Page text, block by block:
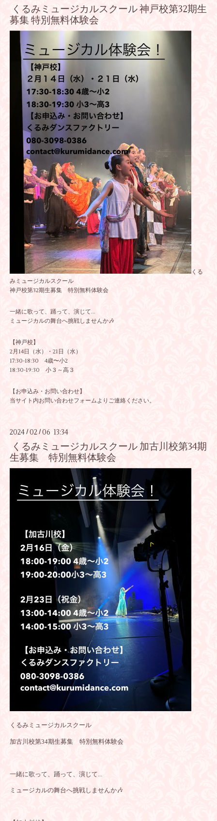
くるみミュージカルスクール 神戸校第32期生
募集 特別無料体験会
くる
みミュージカルスクール
神戸校第32期生募集 特別無料体験会
一緒に歌って、踊って、演じて...
ミュージカルの舞台へ挑戦しませんか🎶
【神戸校】
2月14日（水）・21日（水）
17:30-18:30 4歳〜小2
18:30-19:30 小３～高３
【お申込み・お問い合わせ】
当サイト内お問い合わせフォームよりご連絡ください。
2024 /02 / 06 13:34
くるみミュージカルスクール 加古川校第34期
生募集 特別無料体験会
くるみミュージカルスクール
加古川校第34期生募集 特別無料体験会
一緒に歌って、踊って、演じて...
ミュージカルの舞台へ挑戦しませんか🎶